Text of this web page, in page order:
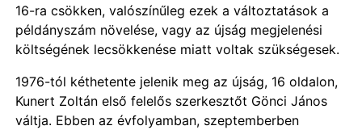
16-ra csökken, valószínűleg ezek a változtatások a
példányszám növelése, vagy az újság megjelenési
költségének lecsökkenése miatt voltak szükségesek.
1976-tól kéthetente jelenik meg az újság, 16 oldalon,
Kunert Zoltán első felelős szerkesztőt Gönci János
váltja. Ebben az évfolyamban, szeptemberben